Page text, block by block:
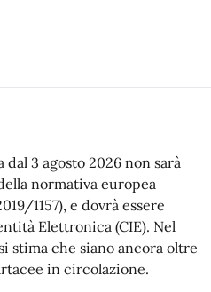
3 agosto 2026 non sarà
normativa europea
1157), e dovrà essere
Elettronica (CIE). Nel
stima che siano ancora oltre
in circolazione.